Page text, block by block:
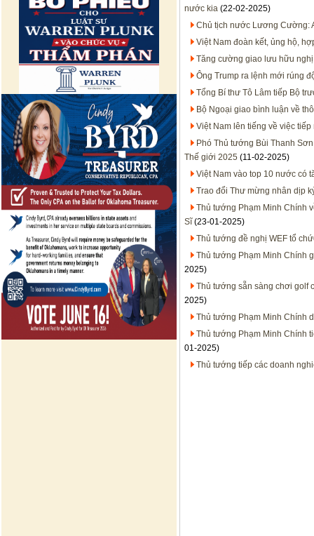
nước kia (22-02-2025)
Chủ tịch nước Lương Cường:
Việt Nam đoàn kết, ủng hộ,
Tăng cường giao lưu hữu
Ông Trump ra lệnh mới rúng
Tổng Bí thư Tô Lâm tiếp Bộ
Bộ Ngoại giao bình luận về
Việt Nam lên tiếng về việc
Phó Thủ tướng Bùi Thanh
Thế giới 2025 (11-02-2025)
Việt Nam vào top 10 nước có
Trao đổi Thư mừng nhân dịp
Thủ tướng Phạm Minh Chính
Sĩ(23-01-2025)
Thủ tướng đề nghị WEF tổ
Thủ tướng Phạm Minh Chính
2025)
Thủ tướng sẵn sàng chơi golf
2025)
Thủ tướng Phạm Minh Chính
Thủ tướng Phạm Minh Chính
01-2025)
Thủ tướng tiếp các doanh